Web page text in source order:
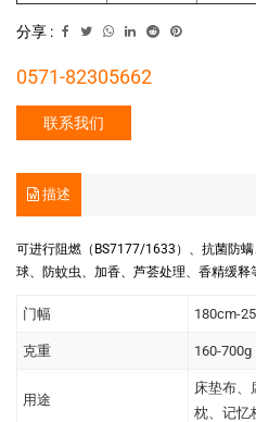
分享 :
0571-82305662
联系我们
描述
可进行阻燃（BS7177/1633）、抗菌防
球、防蚊虫、加香、芦荟处理、香精缓释
门幅 180cm-
克重 160-700g
用途
床垫布、
枕、记忆